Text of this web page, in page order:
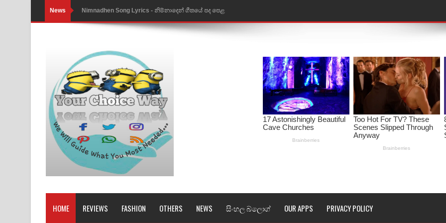
News Nimnadhen Song Lyrics - නිම්නාදෙන් ගීතයේ පද පෙළ
Obamai Mage Adare Song Lyrics - ඔබමයි මගේ ආදරේ ගීතයේ පද පෙළ
Ankeliya Song Lyrics - අංකෙළිය ගීතයේ පද පෙළ
DEAR GOD Song Lyrics - ඩියර් ගෝඩ් ගීතයේ පද පෙළ
MANAMALA KATHA Song Lyrics - මනමාල කතා ගීතයේ පද පෙළ
Dai Dai Lyrics - Shakira, Burna Boy | 2026 football world cup song lyrics
Lassana Amma Song Lyrics - ලස්සන අම්මා ගීතයේ පද පෙළ
Gemak Deela Song Lyrics - ගේමක් දීලා ගීතයේ පද පෙළ
Numba Dun Aadare Song Lyrics - නුඹ දුන් ආදරේ ගීතයේ පද පෙළ
HOME REVIEWS FASHION OTHERS NEWS සිංහල බ්ලොග් OUR APPS PRIVACY POLICY